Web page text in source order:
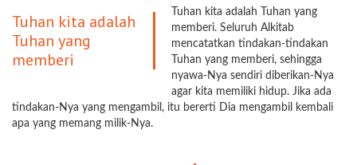
Tuhan kita adalah
Tuhan yang
memberi
Tuhan kita adalah Tuhan yang
memberi. Seluruh Alkitab
mencatatkan tindakan-tindakan
Tuhan yang memberi, sehingga
nyawa-Nya sendiri diberikan-Nya
agar kita memiliki hidup. Jika ada
tindakan-Nya yang mengambil, itu bererti Dia mengambil kembali
apa yang memang milik-Nya.